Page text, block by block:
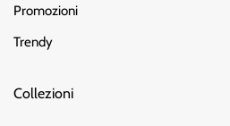
Promozioni
Trendy
Collezioni